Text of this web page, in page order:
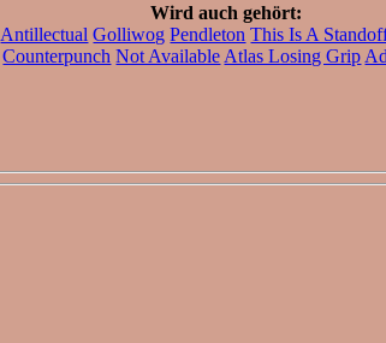
Wird auch gehört:
Antillectual Golliwog Pendleton This Is A
Counterpunch Not Available Atlas Losing Grip